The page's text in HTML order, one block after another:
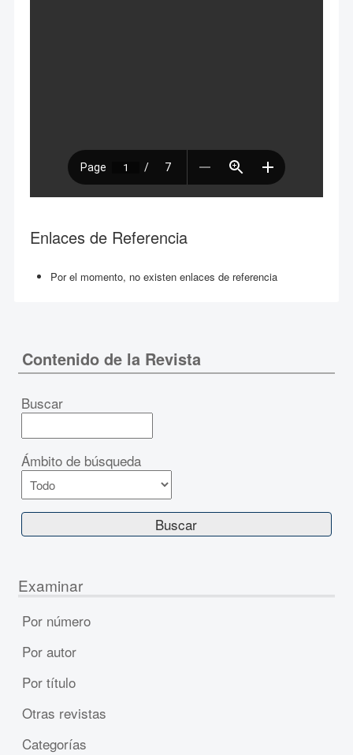
Enlaces de Referencia
Por el momento, no existen enlaces de referencia
Contenido de la Revista
Buscar
Ámbito de búsqueda
Examinar
Por número
Por autor
Por título
Otras revistas
Categorías